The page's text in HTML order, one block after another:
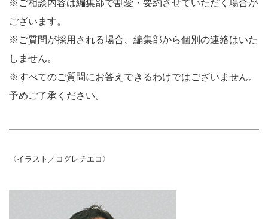
※ご相談内容は編集部で割愛・要約させていただく場合が
ございます。
※ご質問が採用される場合、編集部から個別の連絡はいた
しません。
※すべてのご質問にお答えできるわけではございません。
予めご了承ください。
〈イラスト／コグレチエコ〉